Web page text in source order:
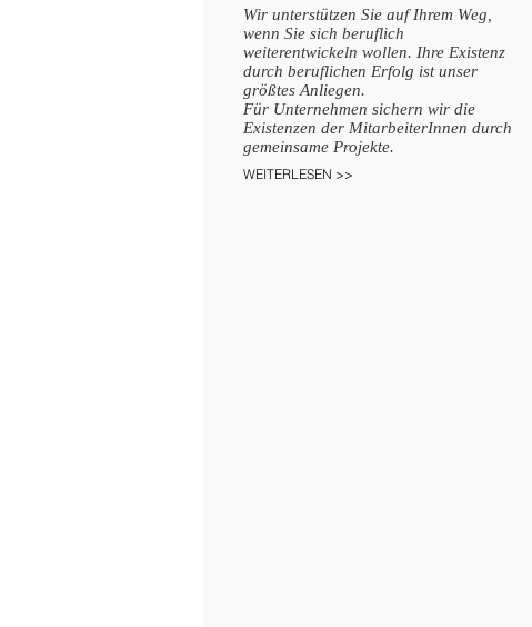
Wir unterstützen Sie auf Ihrem Weg,
wenn Sie sich beruflich
weiterentwickeln wollen. Ihre Existenz
durch beruflichen Erfolg ist unser
größtes Anliegen.
Für Unternehmen sichern wir die
Existenzen der MitarbeiterInnen durch
gemeinsame Projekte.
WEITERLESEN >>